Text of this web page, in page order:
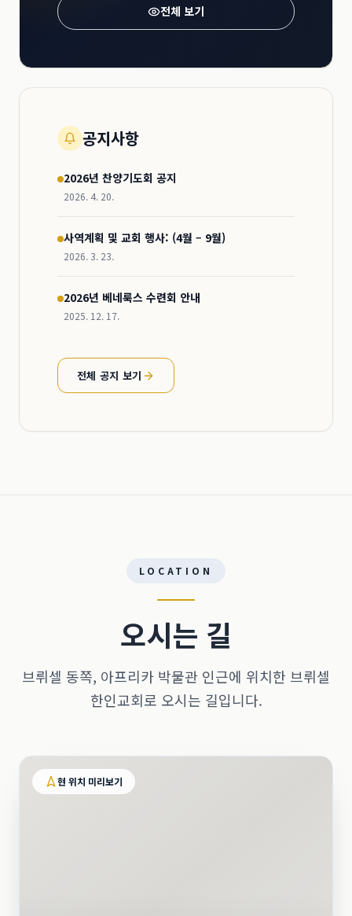
전체 보기
공지사항
2026년 찬양기도회 공지
2026. 4. 20.
사역계획 및 교회 행사: (4월 – 9월)
2026. 3. 23.
2026년 베네룩스 수련회 안내
2025. 12. 17.
전체 공지 보기
LOCATION
오시는 길
브뤼셀 동쪽, 아프리카 박물관 인근에 위치한 브뤼셀
한인교회로 오시는 길입니다.
현 위치 미리보기